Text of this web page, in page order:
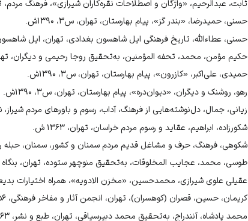
↑ بهمن‌بیگی، عرف و عادت در عشایر فارس، ۱۳۲۴ش، ص۷۸.
↑ احمدی، سنگستان، ۱۳۸۲ش، ج۱، ص۱۴۰.
↑ هدایت، نیرنگستان، ۱۳۳۴ش، ص۱۹۵.
↑ زیانی، دل‌نوشته‌هایی از فرهنگ آداب رسوم و باورهای مردم شیراز، ۱۳۸۸ش، ص۳۲.
ثابت، عبدالرحیم، «واژگان و اصطلاحات نقره‌کاران شیرازی»، فرهنگ مردم، تهران،
حسنی، حمیدرضا، «بندر گز»، پیام بهارستان، تهران، س۳، ۱۳۹۰ش.
حسنی، عطاءالله، تاریخ فرهنگی ایل شاهسون بغدادی، تهران، ایل شاهسون
حکیم ‌مؤمن، محمد، تحفه المؤمنین، به‌تحقیق روجا رحیمی و دیگران، تهران،
حمیدی، علی‌اکبر، «کازرون»، پیام بهارستان، تهران، س۳، ۱۳۹۰ش.
رهو، روشنک و دیگران، «دیوان‌دره»، پیام بهارستان، تهران، س۳، ۱۳۹۰ش.
زیانی، جمال، دل‌نوشته‌هایی از فرهنگ، آداب، رسوم و باورهای مردم شیراز،
شکورزاده، ابراهیم، عقاید و رسوم مردم خراسان، تهران، ۱۳۶۳ ش.
شکوهی، فرهنگ، حرف و مشاغل قدیم مردم سمنان و کشور، سمنان، حبله رود،
طوسی، محمد، عجایب المخلوقات، به‌تحقیق منوچهر ستوده، تهران، بنگاه
عقیلی علوی شیرازی، محمدحسین، «مخزن الادویه»، همراه اختیارات بدیعی،
کریمان، حسین، قصران (کوهسران)، تهران، انجمن آثار و مفاخر فرهنگی، ۱۳۵۶ش.
محمد پادشاه، آنندراج، به‌تحقیق محمد دبیرسیاقی، تهران، طبع و نشر، ۱۳۶۳ش.